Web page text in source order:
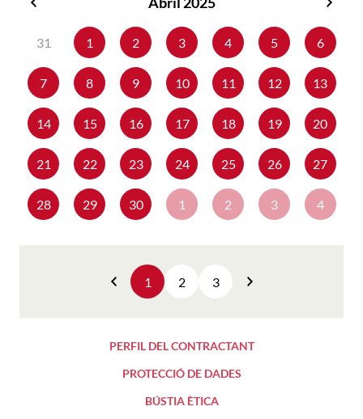
31
1 2 3 4 5 6
7 8 9 10 11 12 13
14 15 16 17 18 19 20
21 22 23 24 25 26 27
28 29 30 1 2 3 4
Anterior
1 2 3
PERFIL DEL CONTRACTANT
PROTECCIÓ DE DADES
BÚSTIA ÈTICA